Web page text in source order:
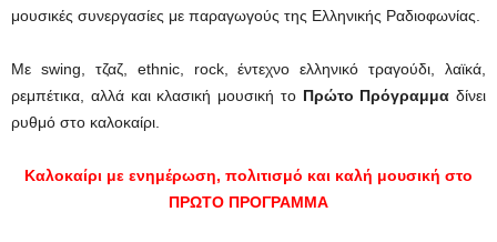
μουσικές συνεργασίες με παραγωγούς της Ελληνικής Ραδιοφωνίας.
Με swing, τζαζ, ethnic, rock, έντεχνο ελληνικό τραγούδι, λαϊκά,
ρεμπέτικα, αλλά και κλασική μουσική το Πρώτο Πρόγραμμα δίνει
ρυθμό στο καλοκαίρι.
Καλοκαίρι με ενημέρωση, πολιτισμό και καλή μουσική στο
ΠΡΩΤΟ ΠΡΟΓΡΑΜΜΑ